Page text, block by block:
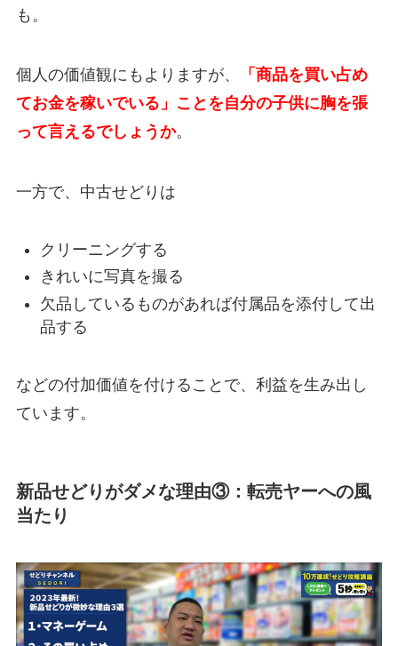
も。
個人の価値観にもよりますが、
「商品を買い占め
てお金を稼いでいる」ことを自分の子供に胸を張
って言えるでしょうか。
一方で、中古せどりは
クリーニングする
きれいに写真を撮る
欠品しているものがあれば付属品を添付して出
品する
などの付加価値を付けることで、利益を生み出し
ています。
新品せどりがダメな理由③：転売ヤーへの風
当たり